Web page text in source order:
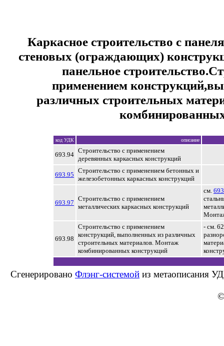
Каркасное строительство с
стеновых (ограждающих)
панельное
применением
различных строительных
код УДК описание
693.94
Строительство с применением
деревянных каркасных конструкций
693.95
Строительство с применением бетонных и
железобетонных каркасных конструкций
693.97
Строительство с применением
металлических каркасных конструкций
см.
693.98
Строительство с применением
конструкций, выполненных из различных
строительных материалов. Монтаж
комбинированных конструкций
- см.
Сгенерировано Флэнг-системой из метаописания